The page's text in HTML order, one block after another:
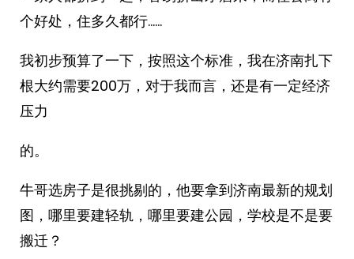
个好处，住多久都行……
我初步预算了一下，按照这个标准，我在济南扎下
根大约需要200万，对于我而言，还是有一定经济
压力
的。
牛哥选房子是很挑剔的，他要拿到济南最新的规划
图，哪里要建轻轨，哪里要建公园，学校是不是要
搬迁？